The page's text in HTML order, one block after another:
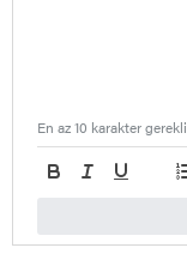
En az 10 karakter gerekli